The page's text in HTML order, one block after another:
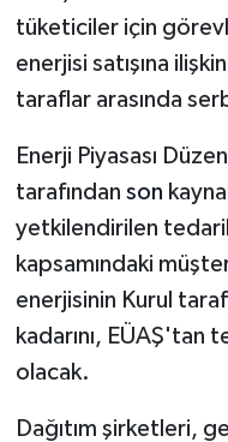
tüketiciler için
enerjisi satışına
taraflar arasında
Enerji Piyasası
tarafından son
yetkilendirilen
kapsamındaki
enerjisinin Kurul
kadarını, EÜAŞ'tan
olacak.
Dağıtım şirketleri,